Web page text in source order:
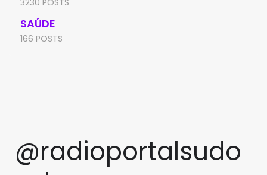
SAÚDE
166 POSTS
@radioportalsudo